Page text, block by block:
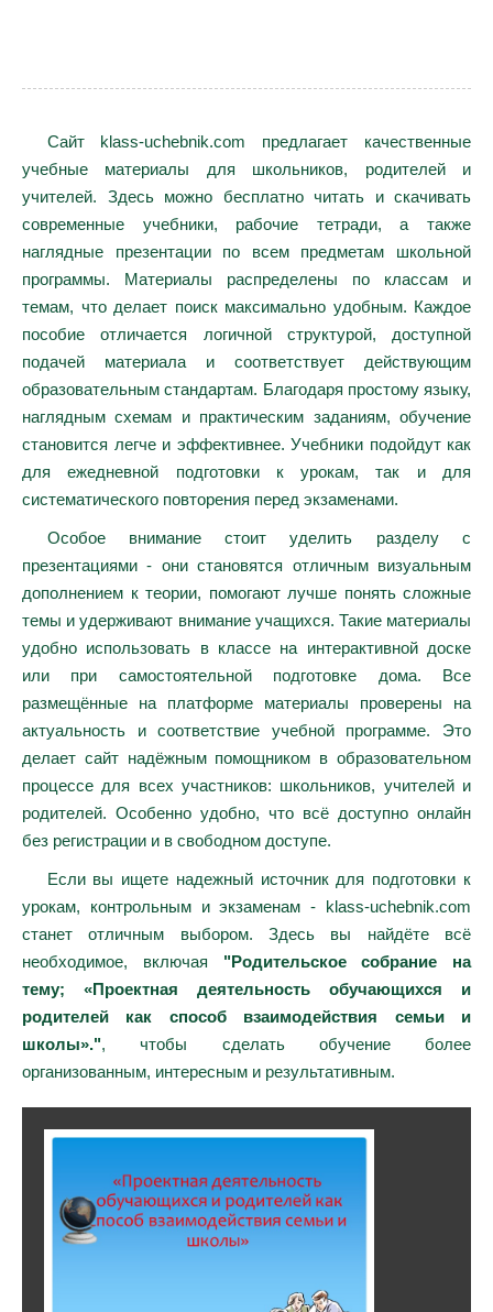
Сайт klass-uchebnik.com предлагает качественные
учебные материалы для школьников, родителей и
учителей. Здесь можно бесплатно читать и скачивать
современные учебники, рабочие тетради, а также
наглядные презентации по всем предметам школьной
программы. Материалы распределены по классам и
темам, что делает поиск максимально удобным. Каждое
пособие отличается логичной структурой, доступной
подачей материала и соответствует действующим
образовательным стандартам. Благодаря простому языку,
наглядным схемам и практическим заданиям, обучение
становится легче и эффективнее. Учебники подойдут как
для ежедневной подготовки к урокам, так и для
систематического повторения перед экзаменами.
Особое внимание стоит уделить разделу с
презентациями - они становятся отличным визуальным
дополнением к теории, помогают лучше понять сложные
темы и удерживают внимание учащихся. Такие материалы
удобно использовать в классе на интерактивной доске
или при самостоятельной подготовке дома. Все
размещённые на платформе материалы проверены на
актуальность и соответствие учебной программе. Это
делает сайт надёжным помощником в образовательном
процессе для всех участников: школьников, учителей и
родителей. Особенно удобно, что всё доступно онлайн
без регистрации и в свободном доступе.
Если вы ищете надежный источник для подготовки к
урокам, контрольным и экзаменам - klass-uchebnik.com
станет отличным выбором. Здесь вы найдёте всё
необходимое, включая "Родительское собрание на
тему; «Проектная деятельность обучающихся и
родителей как способ взаимодействия семьи и
школы».", чтобы сделать обучение более
организованным, интересным и результативным.